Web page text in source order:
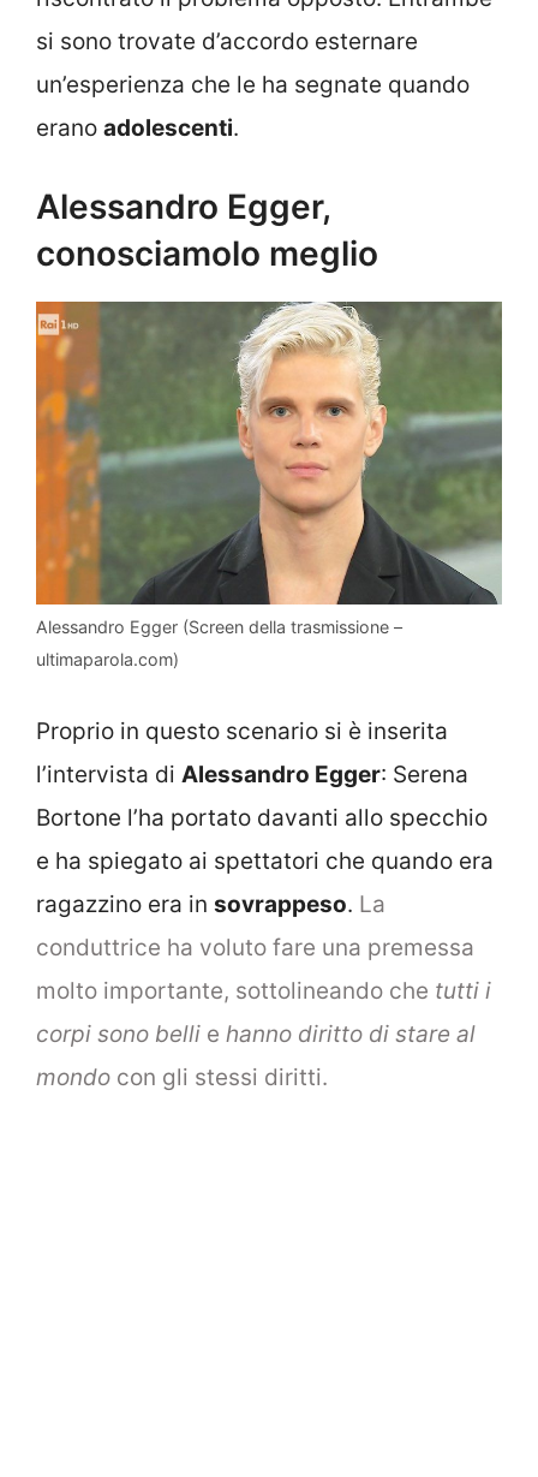
si sono trovate d’accordo esternare
un’esperienza che le ha segnate quando
erano adolescenti.
Alessandro Egger,
conosciamolo meglio
Alessandro Egger (Screen della trasmissione –
ultimaparola.com)
Proprio in questo scenario si è inserita
l’intervista di Alessandro Egger: Serena
Bortone l’ha portato davanti allo specchio
e ha spiegato ai spettatori che quando era
ragazzino era in sovrappeso. La
conduttrice ha voluto fare una premessa
molto importante, sottolineando che tutti i
corpi sono belli e hanno diritto di stare al
mondo con gli stessi diritti.